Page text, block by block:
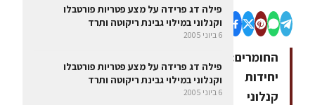
יחידות
קנלוני
פילה דג פרידה על מצע פטריות פורטבלו
וקנלוני במילוי גבינת ריקוטה ותרד
6 ביוני 2005
פילה דג פרידה על מצע פטריות פורטבלו
וקנלוני במילוי גבינת ריקוטה ותרד
6 ביוני 2005